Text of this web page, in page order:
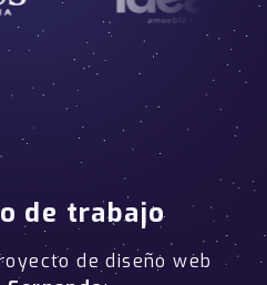
de trabajo
de diseño web